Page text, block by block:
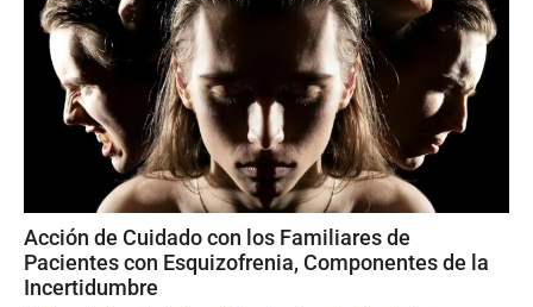
Acción de Cuidado con los Familiares de
Pacientes con Esquizofrenia, Componentes de la
Incertidumbre